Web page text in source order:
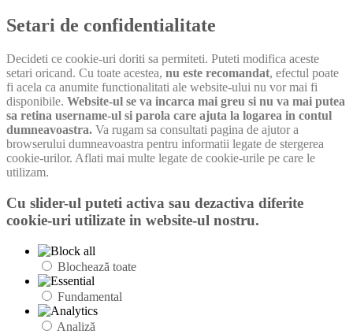
Setari de confidentialitate
Decideti ce cookie-uri doriti sa permiteti. Puteti modifica aceste
setari oricand. Cu toate acestea, nu este recomandat, efectul poate
fi acela ca anumite functionalitati ale website-ului nu vor mai fi
disponibile. Website-ul se va incarca mai greu si nu va mai putea
sa retina username-ul si parola care ajuta la logarea in contul
dumneavoastra. Va rugam sa consultati pagina de ajutor a
browserului dumneavoastra pentru informatii legate de stergerea
cookie-urilor. Aflati mai multe legate de cookie-urile pe care le
utilizam.
Cu slider-ul puteti activa sau dezactiva diferite
cookie-uri utilizate in website-ul nostru.
Blochează toate
Fundamental
Analiză